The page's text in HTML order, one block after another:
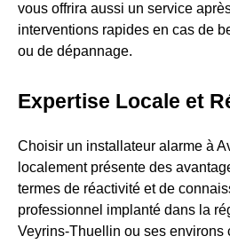
vous offrira aussi un service
interventions rapides en cas de
ou de dépannage.
Expertise Locale et
Choisir un installateur alarme à
localement présente des
termes de réactivité et de
professionnel implanté dans la
Veyrins-Thuellin ou ses environs